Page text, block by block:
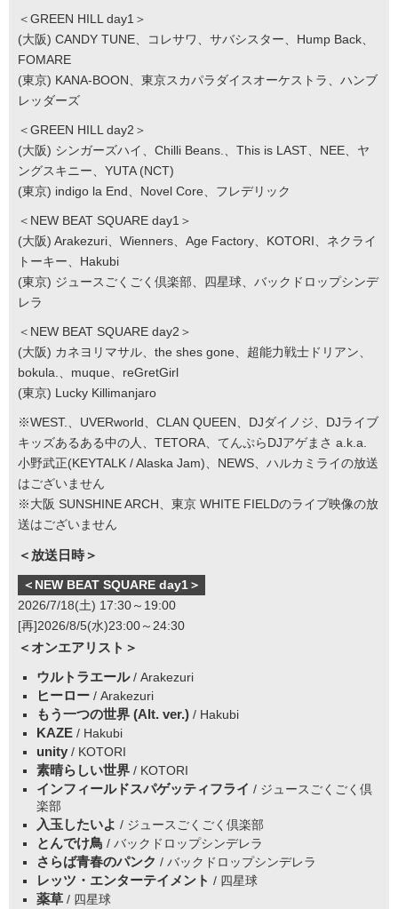
＜GREEN HILL day1＞
(大阪) CANDY TUNE、コレサワ、サバシスター、Hump Back、
FOMARE
(東京) KANA-BOON、東京スカパラダイスオーケストラ、ハンブ
レッダーズ
＜GREEN HILL day2＞
(大阪) シンガーズハイ、Chilli Beans.、This is LAST、NEE、ヤ
ングスキニー、YUTA (NCT)
(東京) indigo la End、Novel Core、フレデリック
＜NEW BEAT SQUARE day1＞
(大阪) Arakezuri、Wienners、Age Factory、KOTORI、ネクライ
トーキー、Hakubi
(東京) ジュースごくごく倶楽部、四星球、バックドロップシンデ
レラ
＜NEW BEAT SQUARE day2＞
(大阪) カネヨリマサル、the shes gone、超能力戦士ドリアン、
bokula.、muque、reGretGirl
(東京) Lucky Killimanjaro
※WEST.、UVERworld、CLAN QUEEN、DJダイノジ、DJライブ
キッズあるある中の人、TETORA、てんぷらDJアゲまさ a.k.a.
小野武正(KEYTALK / Alaska Jam)、NEWS、ハルカミライの放送
はございません
※大阪 SUNSHINE ARCH、東京 WHITE FIELDのライブ映像の放
送はございません
＜放送日時＞
＜NEW BEAT SQUARE day1＞
2026/7/18(土) 17:30～19:00
[再]2026/8/5(水)23:00～24:30
＜オンエアリスト＞
ウルトラエール/ Arakezuri
ヒーロー / Arakezuri
もう一つの世界 (Alt. ver.) / Hakubi
KAZE / Hakubi
unity / KOTORI
素晴らしい世界 / KOTORI
インフィールドスパゲッティフライ / ジュースごくごく倶
楽部
入玉したいよ / ジュースごくごく倶楽部
とんでけ鳥 / バックドロップシンデレラ
さらば青春のパンク / バックドロップシンデレラ
レッツ・エンターテイメント / 四星球
薬草 / 四星球